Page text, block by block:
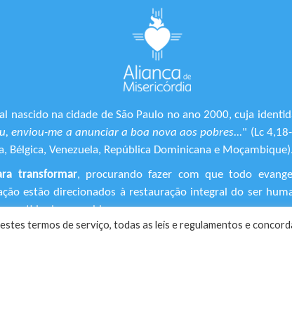
na cidade de São Paulo no ano 2000, cuja
enviou-me a anunciar a boa nova aos pobres..." (Lc
Venezuela, República Dominicana e Moçambique).
transformar, procurando fazer com que todo
estão direcionados à restauração integral do ser
sentido de suas vidas.
termos de serviço, todas as leis e regulamentos ​e